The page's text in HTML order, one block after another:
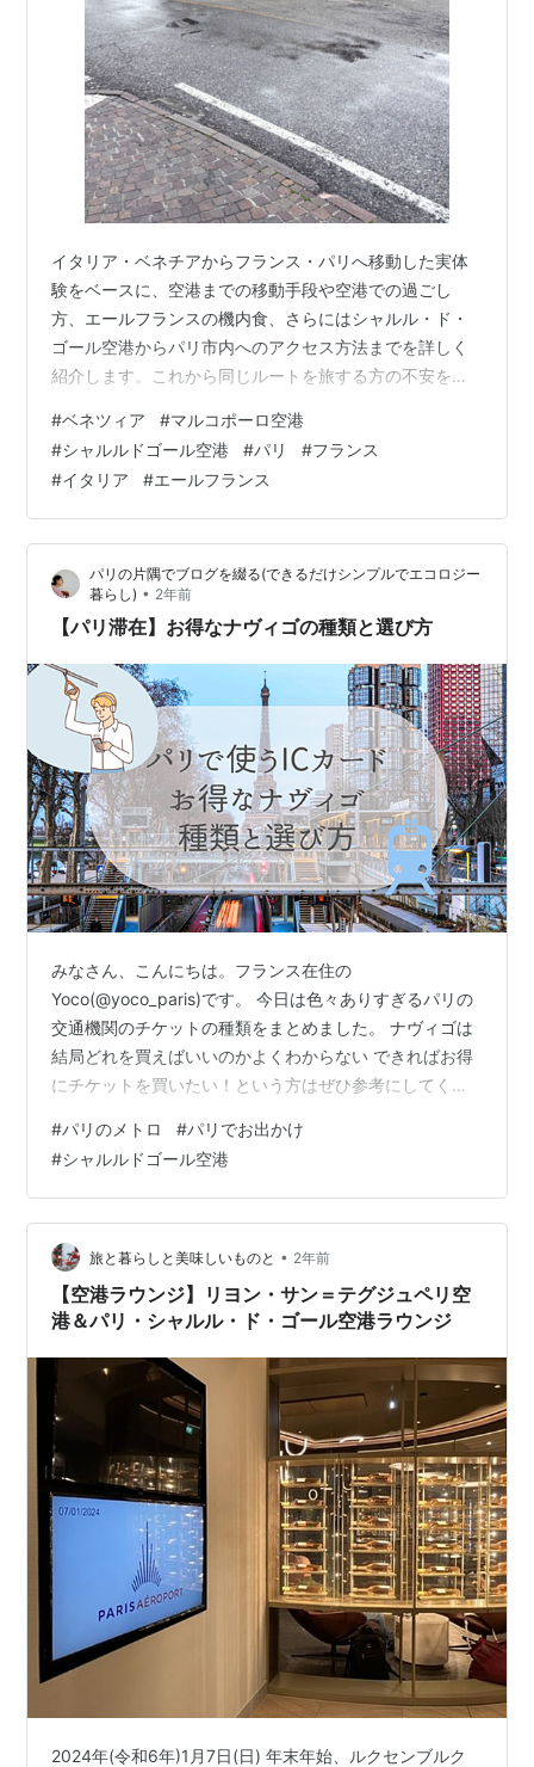
イタリア・ベネチアからフランス・パリへ移動した実体
験をベースに、空港までの移動手段や空港での過ごし
方、エールフランスの機内食、さらにはシャルル・ド・
ゴール空港からパリ市内へのアクセス方法までを詳しく
紹介します。これから同じルートを旅する方の不安を解
へ移動：早朝出発でも安心 ベネチア空港までの行き方
（マルコポーロ空港） 早めに空港到着＆チェックインま
での過ごし方 搭乗：AF1727便でフランス・パリへ フラ
ンス・パリに到着！シャルル・ド・ゴール空港から市内
へのアクセス方法 ① 【一番人気】RER B線（高速郊外鉄
道） ② 【ゆったり快適】ロワシ…
#ベネツィア #マルコポーロ空港
#シャルルドゴール空港 #パリ #フランス
#イタリア #エールフランス
パリの片隅でブログを綴る(できるだけシンプルでエコロジー
暮らし) • 2年前
【パリ滞在】お得なナヴィゴの種類と選び方
みなさん、こんにちは。フランス在住の
Yoco(@yoco_paris)です。 今日は色々ありすぎるパリの
交通機関のチケットの種類をまとめました。 ナヴィゴは
結局どれを買えばいいのかよくわからない できればお得
にチケットを買いたい！という方はぜひ参考にしてくだ
ャージしたり、通過できるようになりました。 ・パリの
交通チケットどんな種類があるの？ ・パリ市内から空港
行きの行き方やチケット種類は何がある？ ・在住者も使
い分けたいナヴィゴ事情 短期滞在でも、長く住んでいて
たまに交通機関を利用するという人にもお役に立てれば
幸いです！ メトロの運賃体制が変…
#パリのメトロ #パリでお出かけ
#シャルルドゴール空港
旅と暮らしと美味しいものと • 2年前
【空港ラウンジ】リヨン・サン＝テグジュペリ空
港＆パリ・シャルル・ド・ゴール空港ラウンジ
2024年(令和6年)1月7日(日) 年末年始、ルクセンブルク